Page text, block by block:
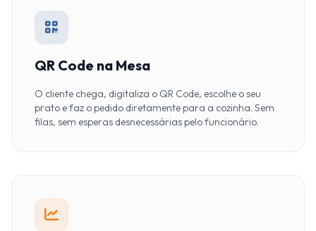
QR Code na Mesa
O cliente chega, digitaliza o QR Code, escolhe o seu
prato e faz o pedido diretamente para a cozinha. Sem
filas, sem esperas desnecessárias pelo funcionário.